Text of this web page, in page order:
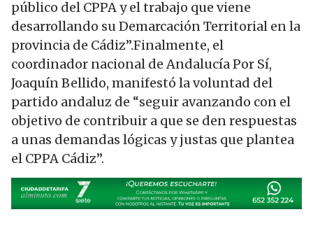
público del CPPA y el trabajo que viene
desarrollando su Demarcación Territorial en la
provincia de Cádiz”.Finalmente, el
coordinador nacional de Andalucía Por Sí,
Joaquín Bellido, manifestó la voluntad del
partido andaluz de “seguir avanzando con el
objetivo de contribuir a que se den respuestas
a unas demandas lógicas y justas que plantea
el CPPA Cádiz”.